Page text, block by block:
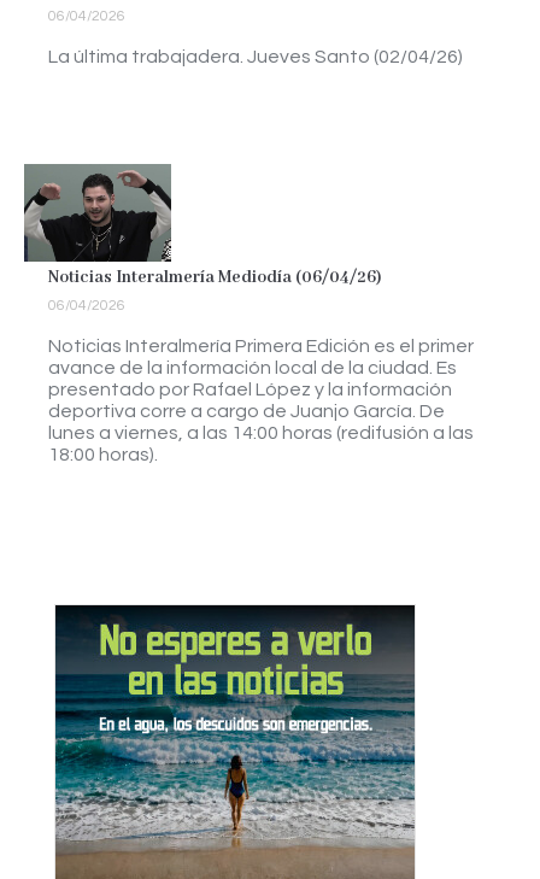
06/04/2026
La última trabajadera. Jueves Santo (02/04/26)
Noticias Interalmería Mediodía (06/04/26)
06/04/2026
Noticias Interalmería Primera Edición es el primer
avance de la información local de la ciudad. Es
presentado por Rafael López y la información
deportiva corre a cargo de Juanjo García. De
lunes a viernes, a las 14:00 horas (redifusión a las
18:00 horas).